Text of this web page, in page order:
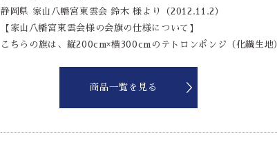
静岡県 家山八幡宮東雲会 鈴木 様より（2012.11.2）
【家山八幡宮東雲会様の会旗の仕様について】
こちらの旗は、縦200cm×横300cmのテトロンポンジ（化繊生地
商品一覧を見る